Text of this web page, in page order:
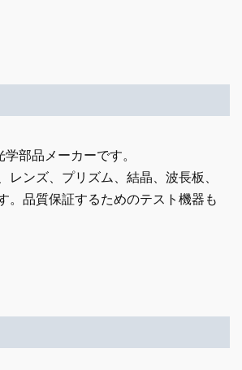
部品メーカーです。
ンズ、プリズム、結晶、波長板、
。品質保証するためのテスト機器も